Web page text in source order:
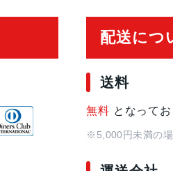
配送につ
送料
無料 となってお
※5,000円未満の